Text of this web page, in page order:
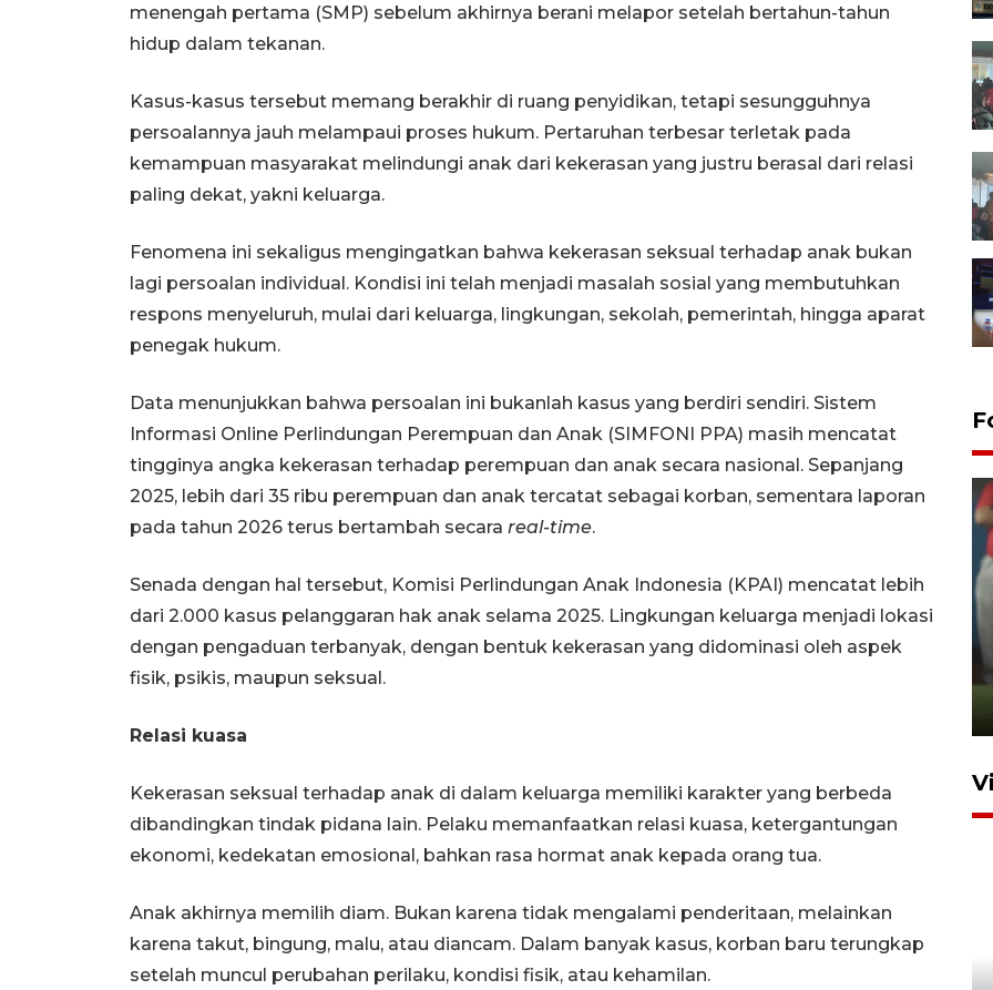
menengah pertama (SMP) sebelum akhirnya berani melapor setelah bertahun-tahun
hidup dalam tekanan.
Kasus-kasus tersebut memang berakhir di ruang penyidikan, tetapi sesungguhnya
persoalannya jauh melampaui proses hukum. Pertaruhan terbesar terletak pada
kemampuan masyarakat melindungi anak dari kekerasan yang justru berasal dari relasi
paling dekat, yakni keluarga.
Fenomena ini sekaligus mengingatkan bahwa kekerasan seksual terhadap anak bukan
lagi persoalan individual. Kondisi ini telah menjadi masalah sosial yang membutuhkan
respons menyeluruh, mulai dari keluarga, lingkungan, sekolah, pemerintah, hingga aparat
penegak hukum.
Data menunjukkan bahwa persoalan ini bukanlah kasus yang berdiri sendiri. Sistem
Informasi Online Perlindungan Perempuan dan Anak (SIMFONI PPA) masih mencatat
tingginya angka kekerasan terhadap perempuan dan anak secara nasional. Sepanjang
2025, lebih dari 35 ribu perempuan dan anak tercatat sebagai korban, sementara laporan
pada tahun 2026 terus bertambah secara real-time.
Senada dengan hal tersebut, Komisi Perlindungan Anak Indonesia (KPAI) mencatat lebih
dari 2.000 kasus pelanggaran hak anak selama 2025. Lingkungan keluarga menjadi lokasi
dengan pengaduan terbanyak, dengan bentuk kekerasan yang didominasi oleh aspek
fisik, psikis, maupun seksual.
Relasi kuasa
Kekerasan seksual terhadap anak di dalam keluarga memiliki karakter yang berbeda
dibandingkan tindak pidana lain. Pelaku memanfaatkan relasi kuasa, ketergantungan
ekonomi, kedekatan emosional, bahkan rasa hormat anak kepada orang tua.
Anak akhirnya memilih diam. Bukan karena tidak mengalami penderitaan, melainkan
karena takut, bingung, malu, atau diancam. Dalam banyak kasus, korban baru terungkap
setelah muncul perubahan perilaku, kondisi fisik, atau kehamilan.
ANTARA Babel-Kanwil
KemenHAM Babel Jalin Kerja